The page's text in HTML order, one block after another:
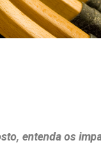
entenda os